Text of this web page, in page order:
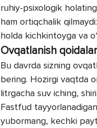
ruhiy-psixologik
ham ortiqchalik
holda kichkintoyga va
Ovqatlanish
Bu davrda sizning
bering. Hozirgi vaqtda
litrgacha suv iching,
Fastfud
yubormang, kechki